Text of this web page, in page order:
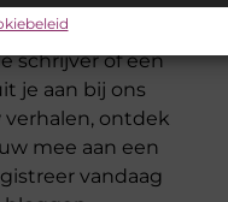
deel vanons
schrijver of een
je aan bij ons
ontdek
mee aan een
vandaag